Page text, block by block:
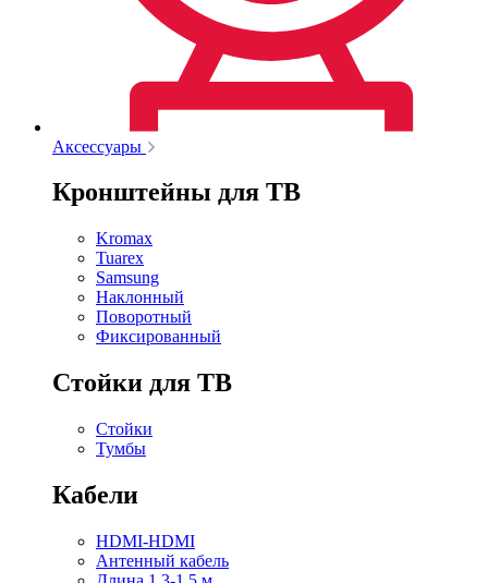
Аксессуары
Кронштейны для ТВ
Kromax
Tuarex
Samsung
Наклонный
Поворотный
Фиксированный
Стойки для ТВ
Стойки
Тумбы
Кабели
HDMI-HDMI
Антенный кабель